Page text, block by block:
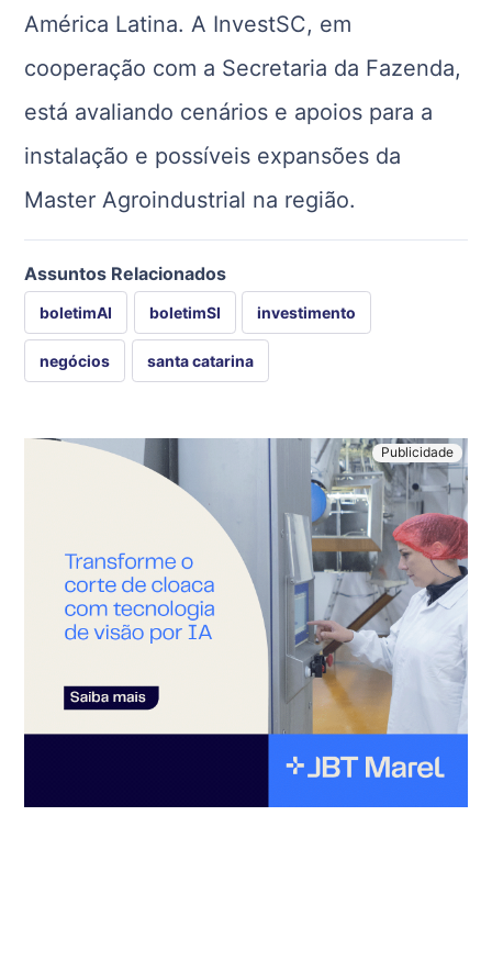
América Latina. A InvestSC, em
cooperação com a Secretaria da Fazenda,
está avaliando cenários e apoios para a
instalação e possíveis expansões da
Master Agroindustrial na região.
Assuntos Relacionados
boletimAI boletimSI investimento
negócios santa catarina